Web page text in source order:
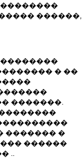
������,
� ��
�������.
������� �
������
..